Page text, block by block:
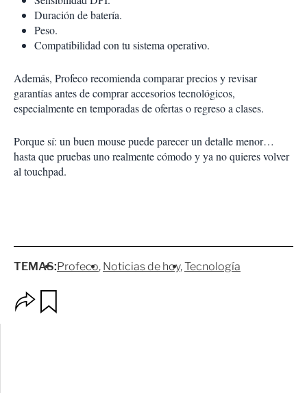
Duración de batería.
Peso.
Compatibilidad con tu sistema operativo.
Además, Profeco recomienda comparar precios y revisar
garantías antes de comprar accesorios tecnológicos,
especialmente en temporadas de ofertas o regreso a clases.
Porque sí: un buen mouse puede parecer un detalle menor…
hasta que pruebas uno realmente cómodo y ya no quieres volver
al touchpad.
TEMAS:Profeco Noticias de hoy Tecnología